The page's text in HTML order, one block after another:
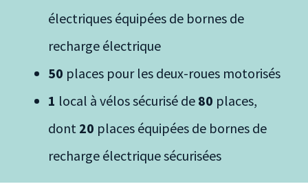
électriques équipées de bornes de
recharge électrique
50 places pour les deux-roues motorisés
1 local à vélos sécurisé de 80 places,
dont 20 places équipées de bornes de
recharge électrique sécurisées